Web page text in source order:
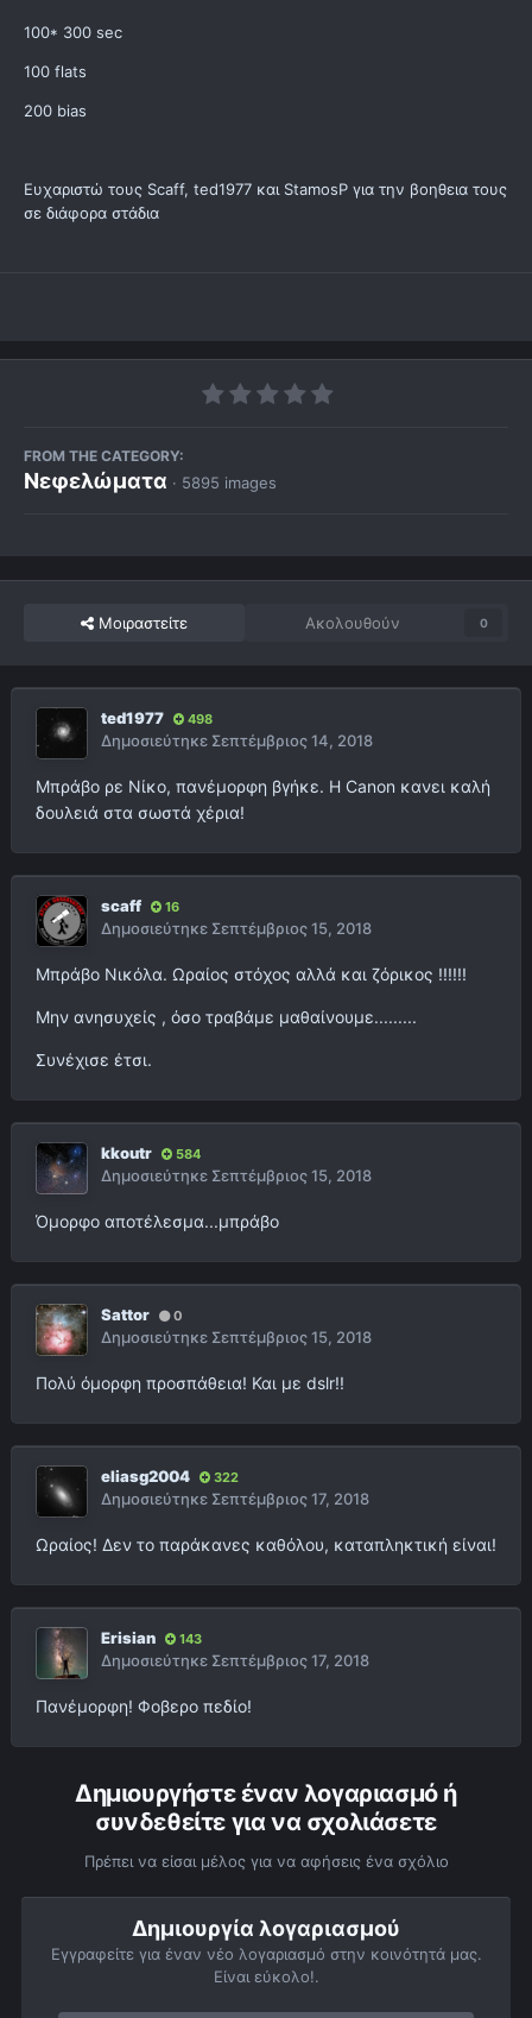
100* 300 sec
100 flats
200 bias
Ευχαριστώ τους Scaff, ted1977 και StamosP για την βοηθεια τους
σε διάφορα στάδια
FROM THE CATEGORY:
Νεφελώματα · 5895 images
Μοιραστείτε Ακολουθούν 0
ted1977 498
Δημοσιεύτηκε Σεπτέμβριος 14, 2018
Μπράβο ρε Νίκο, πανέμορφη βγήκε. Η Canon κανει καλή
δουλειά στα σωστά χέρια!
scaff 16
Δημοσιεύτηκε Σεπτέμβριος 15, 2018
Μπράβο Νικόλα. Ωραίος στόχος αλλά και ζόρικος !!!!!!
Μην ανησυχείς , όσο τραβάμε μαθαίνουμε.........
Συνέχισε έτσι.
kkoutr 584
Δημοσιεύτηκε Σεπτέμβριος 15, 2018
Όμορφο αποτέλεσμα...μπράβο
Sattor 0
Δημοσιεύτηκε Σεπτέμβριος 15, 2018
Πολύ όμορφη προσπάθεια! Και με dslr!!
eliasg2004 322
Δημοσιεύτηκε Σεπτέμβριος 17, 2018
Ωραίος! Δεν το παράκανες καθόλου, καταπληκτική είναι!
Erisian 143
Δημοσιεύτηκε Σεπτέμβριος 17, 2018
Πανέμορφη! Φοβερο πεδίο!
Δημιουργήστε έναν λογαριασμό ή
συνδεθείτε για να σχολιάσετε
Πρέπει να είσαι μέλος για να αφήσεις ένα σχόλιο
Δημιουργία λογαριασμού
Εγγραφείτε για έναν νέο λογαριασμό στην κοινότητά μας.
Είναι εύκολο!.